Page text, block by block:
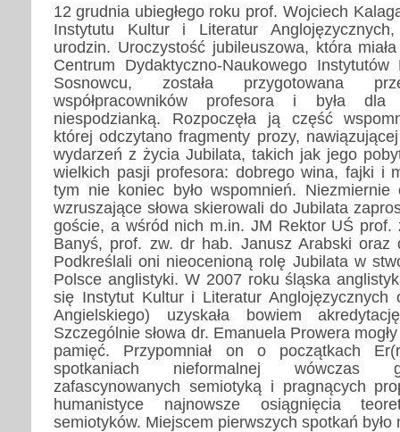
12 grudnia ubiegłego roku prof. Wojciech
Instytutu Kultur i Literatur Anglojęzycznych,
urodzin. Uroczystość jubileuszowa, która
Centrum Dydaktyczno-Naukowego Instytutów
Sosnowcu, została przygotowana
współpracowników profesora i była dla
niespodzianką. Rozpoczęła ją część
której odczytano fragmenty prozy,
wydarzeń z życia Jubilata, takich jak jego
wielkich pasji profesora: dobrego wina, fajki i
tym nie koniec było wspomnień. Niezmiernie
wzruszające słowa skierowali do Jubilata
goście, a wśród nich m.in. JM Rektor UŚ prof.
Banyś, prof. zw. dr hab. Janusz Arabski oraz
Podkreślali oni nieocenioną rolę Jubilata w
Polsce anglistyki. W 2007 roku śląska
się Instytut Kultur i Literatur Anglojęzycznych
Angielskiego) uzyskała bowiem
Szczególnie słowa dr. Emanuela Prowera
pamięć. Przypomniał on o początkach
spotkaniach nieformalnej wówczas
zafascynowanych semiotyką i pragnących
humanistyce najnowsze osiągnięcia
semiotyków. Miejscem pierwszych spotkań